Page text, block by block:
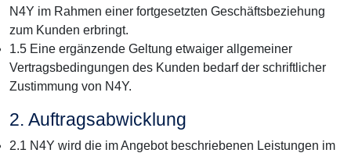
N4Y im Rahmen einer fortgesetzten Geschäftsbeziehung
zum Kunden erbringt.
1.5 Eine ergänzende Geltung etwaiger allgemeiner
Vertragsbedingungen des Kunden bedarf der schriftlicher
Zustimmung von N4Y.
2. Auftragsabwicklung
2.1 N4Y wird die im Angebot beschriebenen Leistungen im